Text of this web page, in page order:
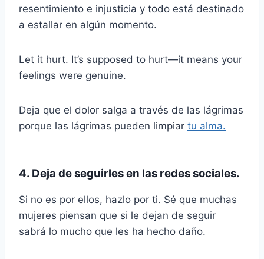
resentimiento e injusticia y todo está destinado
a estallar en algún momento.
Let it hurt. It’s supposed to hurt—it means your
feelings were genuine.
Deja que el dolor salga a través de las lágrimas
porque las lágrimas pueden limpiar tu alma.
4. Deja de seguirles en las redes sociales.
Si no es por ellos, hazlo por ti. Sé que muchas
mujeres piensan que si le dejan de seguir
sabrá lo mucho que les ha hecho daño.